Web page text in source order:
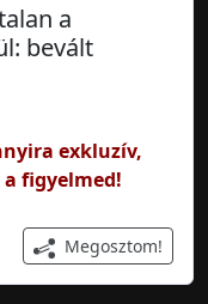
a
bevált
exkluzív,
figyelmed!
Megosztom!